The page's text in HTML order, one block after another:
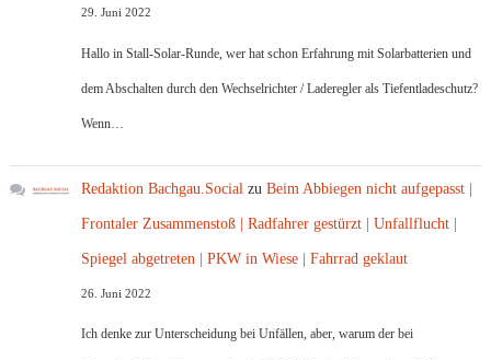
29. Juni 2022
Hallo in Stall-Solar-Runde, wer hat schon Erfahrung mit Solarbatterien und
dem Abschalten durch den Wechselrichter / Laderegler als Tiefentladeschutz?
Wenn…
Redaktion Bachgau.Social zuBeim Abbiegen nicht aufgepasst |
Frontaler Zusammenstoß | Radfahrer gestürzt | Unfallflucht |
Spiegel abgetreten | PKW in Wiese | Fahrrad geklaut
26. Juni 2022
Ich denke zur Unterscheidung bei Unfällen, aber, warum der bei